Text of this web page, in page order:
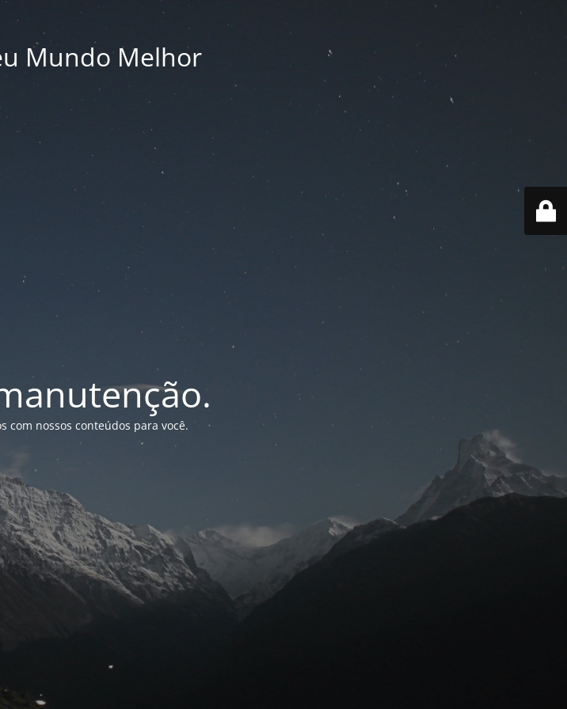
Mundo Melhor
com nossos conteúdos para você.